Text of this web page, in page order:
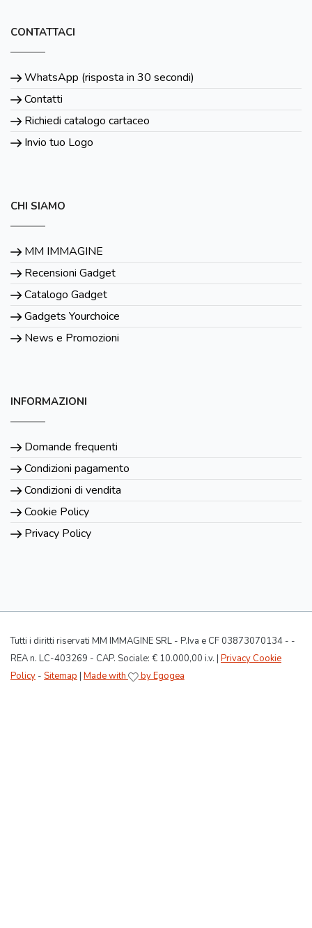
CONTATTACI
WhatsApp (risposta in 30 secondi)
Contatti
Richiedi catalogo cartaceo
Invio tuo Logo
CHI SIAMO
MM IMMAGINE
Recensioni Gadget
Catalogo Gadget
Gadgets Yourchoice
News e Promozioni
INFORMAZIONI
Domande frequenti
Condizioni pagamento
Condizioni di vendita
Cookie Policy
Privacy Policy
Tutti i diritti riservati MM IMMAGINE SRL - P.Iva e CF 03873070134 - -
REA n. LC-403269 - CAP. Sociale: € 10.000,00 i.v. | Privacy Cookie
Policy - Sitemap Made with by Egogea